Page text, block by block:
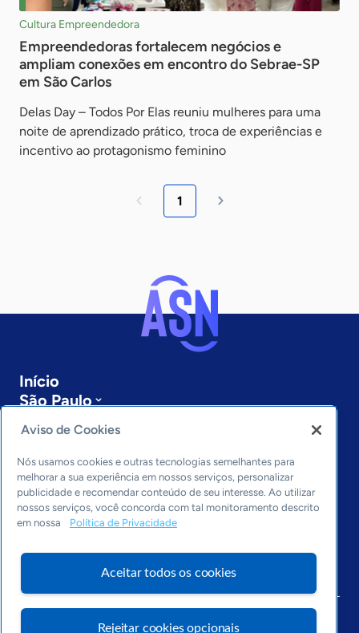
Cultura Empreendedora
Empreendedoras fortalecem negócios e
ampliam conexões em encontro do Sebrae-SP
em São Carlos
Delas Day – Todos Por Elas reuniu mulheres para uma
noite de aprendizado prático, troca de experiências e
incentivo ao protagonismo feminino
1
Início
São Paulo
Últimas notícias
Entre em contato
Editorias
Economia & Política
Inovação & Tecnologia
Arquivo
Aviso de Cookies
Nós usamos cookies e outras tecnologias semelhantes para
melhorar a sua experiência em nossos serviços, personalizar
publicidade e recomendar conteúdo de seu interesse. Ao utilizar
nossos serviços, você concorda com tal monitoramento descrito
em nossa
Política de Privacidade
Aceitar todos os cookies
Rejeitar cookies opcionais